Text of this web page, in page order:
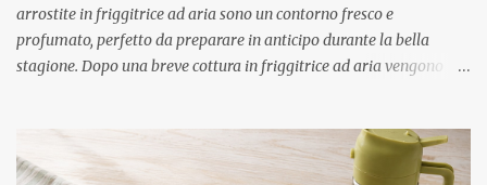
arrostite in friggitrice ad aria sono un contorno fresco e
profumato, perfetto da preparare in anticipo durante la bella
stagione. Dopo una breve cottura in friggitrice ad aria vengono
frigorifero permette alle zucchine di assorbire tutti gli aromi,
rendendole ancora più gustose. Ottime da servire come contorno